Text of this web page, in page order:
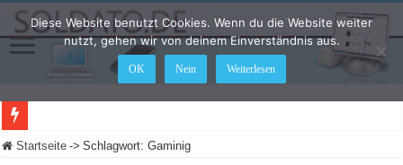
LEGO Star Wars: Die Skywalker Saga – Hier sind alle Cheat Codes für das Spiel
Startseite -> Schlagwort:Gaminig
Diese Website benutzt Cookies. Wenn du die Website weiter
nutzt, gehen wir von deinem Einverständnis aus.
OK Nein Weiterlesen